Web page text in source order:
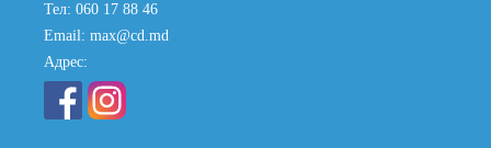
Тел: 060 17 88 46
Email: max@cd.md
Адрес: